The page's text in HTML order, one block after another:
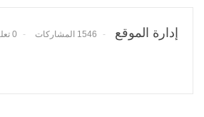
إدارة الموقع 1546 المشاركات 0 تعليقات